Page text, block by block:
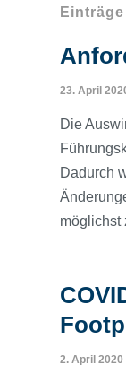
23. April
Die
Dadurch
möglichst
2. April 2020